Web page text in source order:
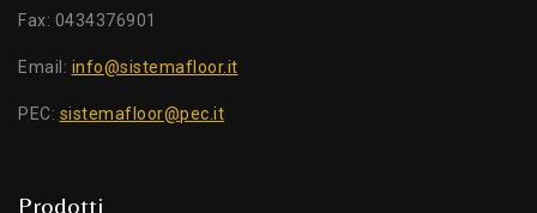
Fax: 0434376901
Email: info@sistemafloor.it
PEC: sistemafloor@pec.it
Prodotti